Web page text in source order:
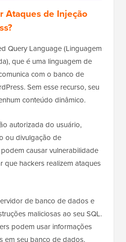
Ataques de Injeção
Query Language (Linguagem
que é uma linguagem de
com o banco de
Sem esse recurso, seu
conteúdo dinâmico.
autorizada do usuário,
ou divulgação de
causar vulnerabilidade
que hackers realizem ataques
de banco de dados e
maliciosas ao seu SQL.
podem usar informações
em seu banco de dados,